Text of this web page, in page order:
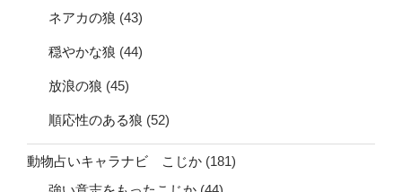
ネアカの狼 (43)
穏やかな狼 (44)
放浪の狼 (45)
順応性のある狼 (52)
動物占いキャラナビ こじか (181)